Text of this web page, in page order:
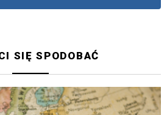
SIĘ SPODOBAĆ